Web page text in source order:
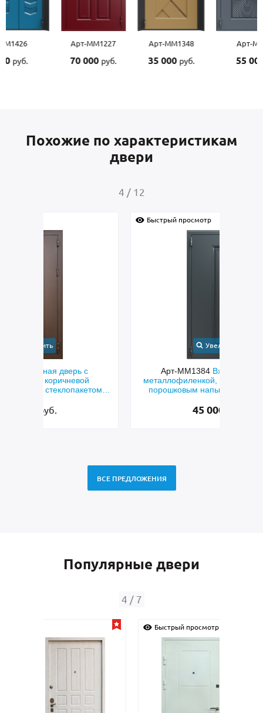
Арт-ММ1227
70 000
Арт-ММ1348
35 000
Арт-ММ1507
55 000
Похожие по характеристикам
двери
4 / 12
Арт-ММ1384
Входная дверь с
металлофиленкой, бугельной ручкой и
порошковым напылением RAL 7021
ВСЕ ПРЕДЛОЖЕНИЯ
Популярные двери
4 / 7
Быстрый просмотр